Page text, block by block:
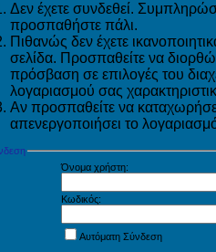
Δεν έχετε συνδεθεί.
προσπαθήστε πάλι.
Πιθανώς δεν έχετε
σελίδα. Προσπαθείτε να
πρόσβαση σε επιλογές του
λογαριασμού σας
Αν προσπαθείτε να
απενεργοποιήσει το
Όνομα χρήστη:
Κωδικός:
Αυτόματη Σύνδεση